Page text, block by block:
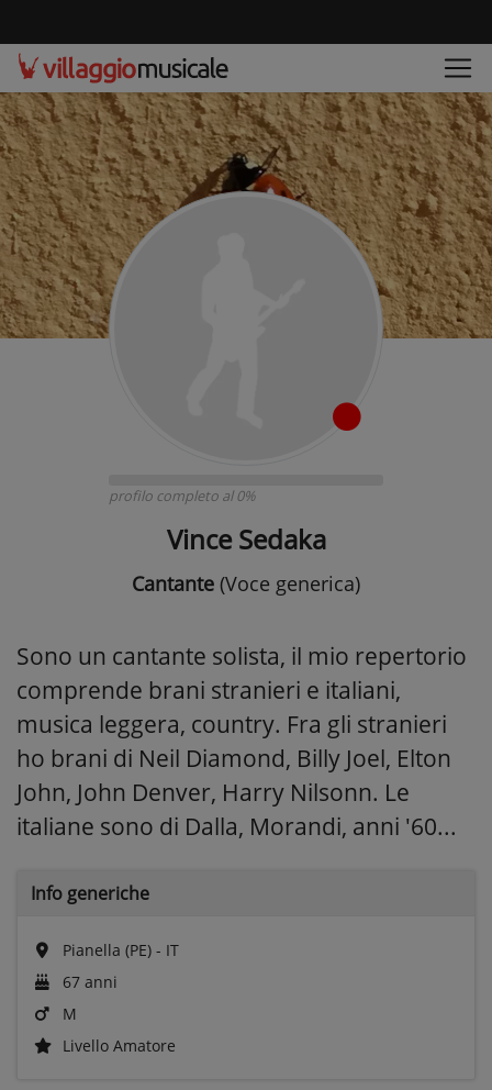
profilo completo al 0%
Vince Sedaka
Cantante (Voce generica)
Sono un cantante solista, il mio repertorio
comprende brani stranieri e italiani,
musica leggera, country. Fra gli stranieri
ho brani di Neil Diamond, Billy Joel, Elton
John, John Denver, Harry Nilsonn. Le
italiane sono di Dalla, Morandi, anni '60...
Info generiche
Pianella (PE) - IT
67 anni
M
Livello Amatore